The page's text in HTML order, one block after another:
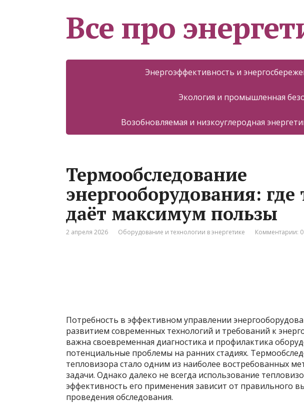
Все про
Энергоэффективность и
Экология и промышленная
Возобновляемая и низкоуглеродная
Термообследование
энергооборудования: где
даёт максимум пользы
2 апреля 2026 Оборудование и технологии в энергетике Комментарии: 0
Потребность в эффективном управлении
развитием современных технологий и требований к
важна своевременная диагностика и профилактика
потенциальные проблемы на ранних стадиях.
тепловизора стало одним из наиболее востребованных
задачи. Однако далеко не всегда использование
эффективность его применения зависит от правильного
проведения обследования.